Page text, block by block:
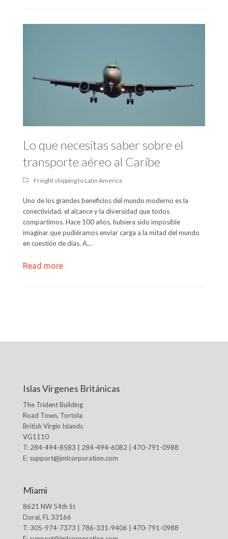
Lo que necesitas saber sobre el
transporte aéreo al Caribe
Freight shipping to Latin America
Uno de los grandes beneficios del mundo moderno es la
conectividad, el alcance y la diversidad que todos
compartimos. Hace 100 años, hubiera sido imposible
imaginar que pudiéramos enviar carga a la mitad del mundo
en cuestión de días. A…
Read more
Islas Vírgenes Británicas
The Trident Building
Road Town, Tortola
British Virgin Islands
VG1110
T: 284-494-8583 | 284-494-6082 | 470-791-0988
E: support@jmlcorporation.com
Miami
8621 NW 54th St
Doral, FL 33166
T: 305-974-7373 | 786-331-9406 | 470-791-0988